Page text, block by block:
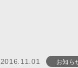
2016.11.01 お知ら